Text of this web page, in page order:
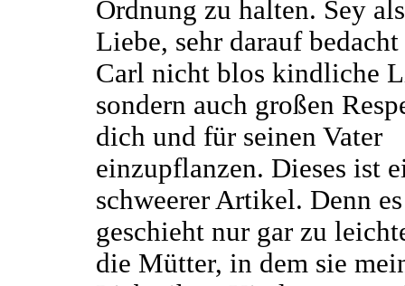
Ordnung zu halten. Sey
Liebe, sehr darauf
Carl nicht blos kindliche
sondern auch großen
dich und für seinen Vater
einzupflanzen. Dieses ist
schweerer Artikel. Denn es
geschieht nur gar zu
die Mütter, in dem sie